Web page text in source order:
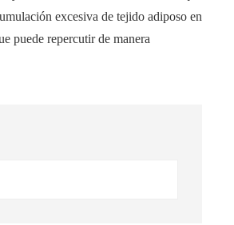
excesiva de tejido adiposo en
puede repercutir de manera